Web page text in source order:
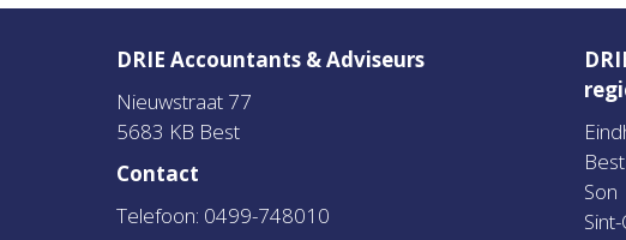
DRIE Accountants & Adviseurs
Nieuwstraat 77
5683 KB Best
Contact
Telefoon: 0499-748010
Best
Son